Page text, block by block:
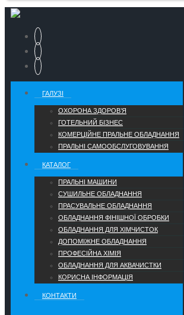
ГАЛУЗІ
ОХОРОНА ЗДОРОВ’Я
ГОТЕЛЬНИЙ БІЗНЕС
КОМЕРЦІЙНЕ ПРАЛЬНЕ ОБЛАДНАННЯ
ПРАЛЬНІ САМООБСЛУГОВУВАННЯ
КАТАЛОГ
ПРАЛЬНІ МАШИНИ
СУШИЛЬНЕ ОБЛАДНАННЯ
ПРАСУВАЛЬНЕ ОБЛАДНАННЯ
ОБЛАДНАННЯ ФІНІШНОЇ ОБРОБКИ
ОБЛАДНАННЯ ДЛЯ ХІМЧИСТОК
ДОПОМІЖНЕ ОБЛАДНАННЯ
ПРОФЕСІЙНА ХІМІЯ
ОБЛАДНАННЯ ДЛЯ АКВАЧИСТКИ
КОРИСНА ІНФОРМАЦІЯ
КОНТАКТИ